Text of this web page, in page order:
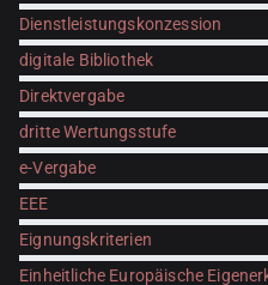
Dienstleistungskonzession
digitale Bibliothek
Direktvergabe
dritte Wertungsstufe
e-Vergabe
EEE
Eignungskriterien
Einheitliche Europäische